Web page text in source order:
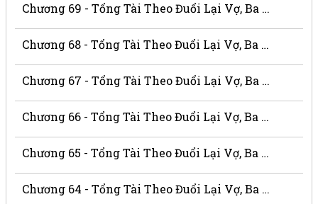
Chương 69 - Tổng Tài Theo Đuổi Lại Vợ, Ba Thật Là Xấu Xa
Chương 68 - Tổng Tài Theo Đuổi Lại Vợ, Ba Thật Là Xấu Xa
Chương 67 - Tổng Tài Theo Đuổi Lại Vợ, Ba Thật Là Xấu Xa
Chương 66 - Tổng Tài Theo Đuổi Lại Vợ, Ba Thật Là Xấu Xa
Chương 65 - Tổng Tài Theo Đuổi Lại Vợ, Ba Thật Là Xấu Xa
Chương 64 - Tổng Tài Theo Đuổi Lại Vợ, Ba Thật Là Xấu Xa